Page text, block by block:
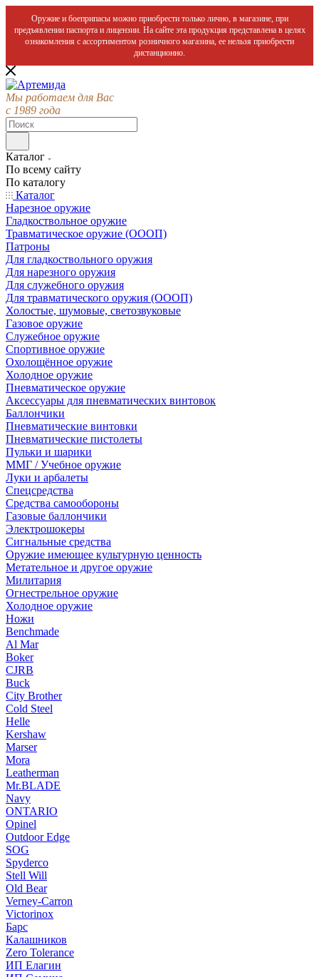
Оружие и боеприпасы можно приобрести только лично, в магазине, при
предъявлении паспорта и лицензии. На сайте эта продукция представлена в целях
ознакомления с ассортиментом розничного магазина, ее нельзя приобрести
дистанционно.
Мы работаем для Вас
с 1989 года
Каталог
По всему сайту
По каталогу
Каталог
Нарезное оружие
Гладкоствольное оружие
Травматическое оружие (ОООП)
Патроны
Для гладкоствольного оружия
Для нарезного оружия
Для служебного оружия
Для травматического оружия (ОООП)
Холостые, шумовые, светозвуковые
Газовое оружие
Служебное оружие
Спортивное оружие
Охолощённое оружие
Холодное оружие
Пневматическое оружие
Аксессуары для пневматических винтовок
Баллончики
Пневматические винтовки
Пневматические пистолеты
Пульки и шарики
ММГ / Учебное оружие
Луки и арбалеты
Спецсредства
Средства самообороны
Газовые баллончики
Электрошокеры
Сигнальные средства
Оружие имеющее культурную ценность
Метательное и другое оружие
Милитария
Огнестрельное оружие
Холодное оружие
Ножи
Benchmade
Al Mar
Boker
CJRB
Buck
City Brother
Cold Steel
Helle
Kershaw
Marser
Mora
Leatherman
Mr.BLADE
Navy
ONTARIO
Opinel
Outdoor Edge
SOG
Spyderco
Stell Will
Old Bear
Verney-Carron
Victorinox
Барс
Калашников
Zero Tolerance
ИП Елагин